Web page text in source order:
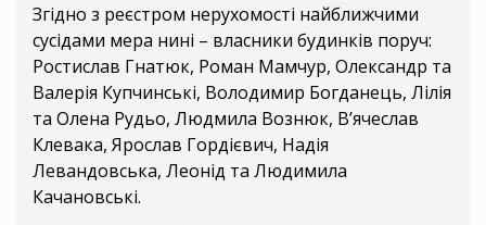
Згідно з реєстром нерухомості найближчими
сусідами мера нині – власники будинків поруч:
Ростислав Гнатюк, Роман Мамчур, Олександр та
Валерія Купчинські, Володимир Богданець, Лілія
та Олена Рудьо, Людмила Вознюк, В’ячеслав
Клевака, Ярослав Гордієвич, Надія
Левандовська, Леонід та Людимила
Качановські.